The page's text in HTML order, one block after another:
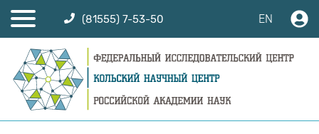
(81555) 7-53-50 EN